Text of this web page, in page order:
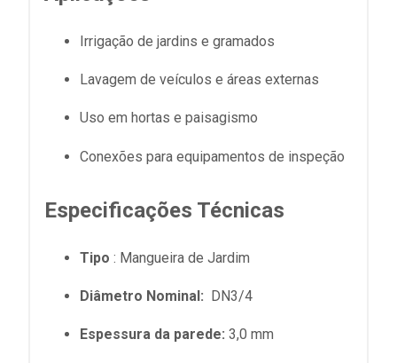
Irrigação de jardins e gramados
Lavagem de veículos e áreas externas
Uso em hortas e paisagismo
Conexões para equipamentos de inspeção
Especificações Técnicas
Tipo : Mangueira de Jardim
Diâmetro Nominal: DN3/4
Espessura da parede: 3,0 mm